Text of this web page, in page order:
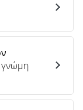
γνώμη